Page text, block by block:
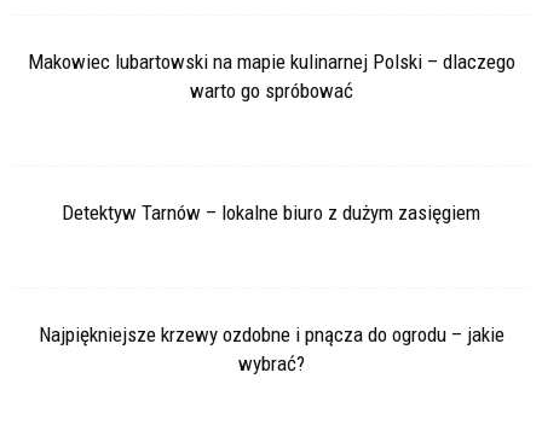
Makowiec lubartowski na mapie kulinarnej Polski – dlaczego
warto go spróbować
Detektyw Tarnów – lokalne biuro z dużym zasięgiem
Najpiękniejsze krzewy ozdobne i pnącza do ogrodu – jakie
wybrać?